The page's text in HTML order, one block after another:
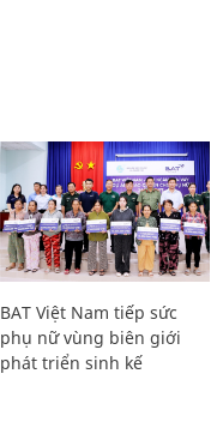
BAT Việt Nam tiếp sức
phụ nữ vùng biên giới
phát triển sinh kế